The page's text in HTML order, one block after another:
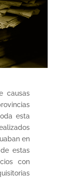
causas
esta
en
estas
con